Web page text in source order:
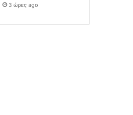
3 ώρες ago